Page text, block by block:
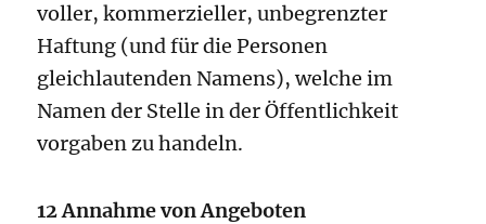
voller, kommerzieller, unbegrenzter
Haftung (und für die Personen
gleichlautenden Namens), welche im
Namen der Stelle in der Öffentlichkeit
vorgaben zu handeln.
12 Annahme von Angeboten